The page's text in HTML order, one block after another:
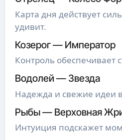
Карта дня действует
удивит.
Козерог — Император
Контроль обеспечивает
Водолей — Звезда
Надежда и свежие идеи
Рыбы — Верховная
Интуиция подскажет